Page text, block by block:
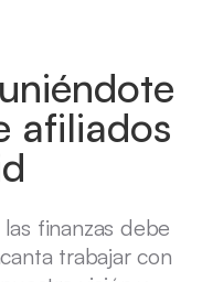
afiliados
finanzas debe
trabajar con